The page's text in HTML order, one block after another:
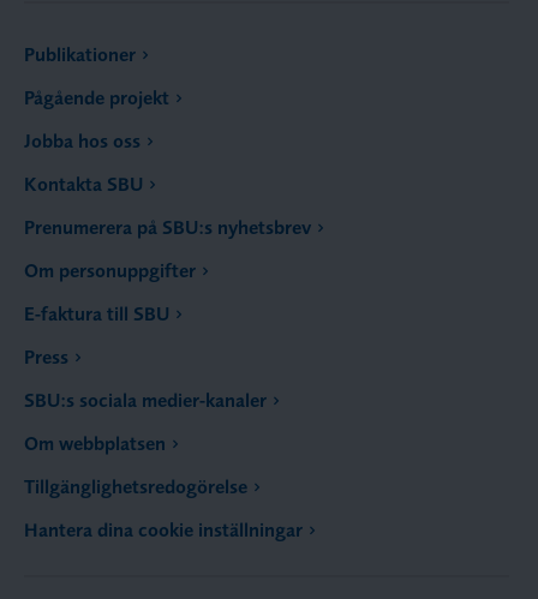
Publikationer
Pågående projekt
Jobba hos oss
Kontakta SBU
Prenumerera på SBU:s nyhetsbrev
Om personuppgifter
E-faktura till SBU
Press
SBU:s sociala medier-kanaler
Om webbplatsen
Tillgänglighetsredogörelse
Hantera dina cookie inställningar